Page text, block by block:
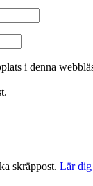
i denna
skräppost. Lär dig